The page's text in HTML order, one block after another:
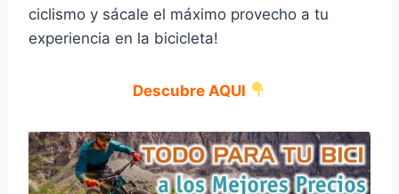
ciclismo y sácale el máximo provecho a tu
experiencia en la bicicleta!
Descubre AQUI